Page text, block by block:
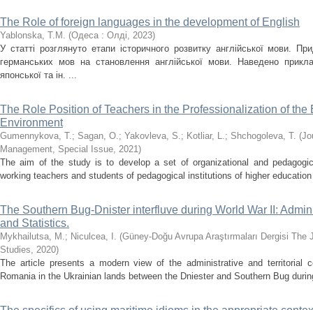
The Role of foreign languages in the development of English
Yablonska, T.M. (Одеса : Олді, 2023)
У статті розглянуто етапи історичного розвитку англійської мови.
германських мов на становлення англійської мови. Наведено
японської та ін. ...
The Role Position of Teachers in the Professionalization of
Environment
Gumennykova, Т.; Sagan, О.; Yakovleva, S.; Kotliar, L.; Shchogoleva, Т. (
Management, Special Issue, 2021)
The aim of the study is to develop a set of organizational and
working teachers and students of pedagogical institutions of higher
The Southern Bug-Dnister interfluve during World War II:
and Statistics.
Mykhailutsa, M.; Niculcea, I. (Güney-Doğu Avrupa Araştırmaları Dergisi
Studies, 2020)
The article presents a modern view of the administrative and territorial
Romania in the Ukrainian lands between the Dniester and Southern Bug